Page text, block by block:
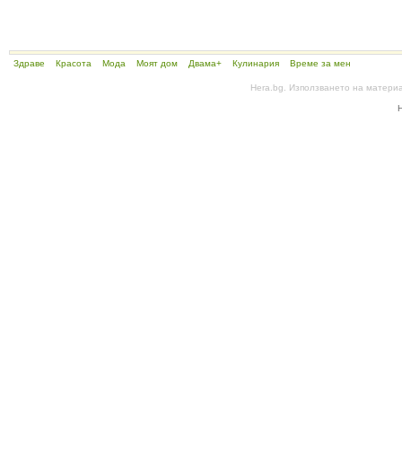
Здраве Красота Мода Моят дом Двама+ Кулинария Време за мен
Hera.bg. Използването на